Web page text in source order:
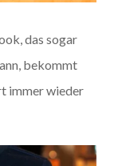
das sogar
bekommt
immer wieder